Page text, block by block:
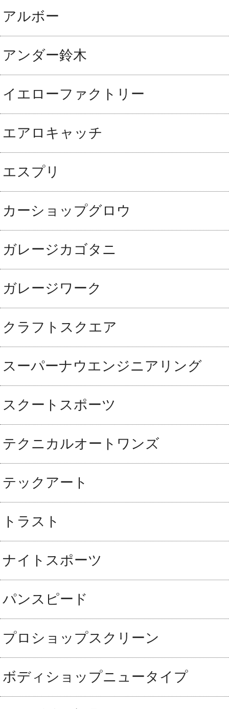
アルボー
アンダー鈴木
イエローファクトリー
エアロキャッチ
エスプリ
カーショップグロウ
ガレージカゴタニ
ガレージワーク
クラフトスクエア
スーパーナウエンジニアリング
スクートスポーツ
テクニカルオートワンズ
テックアート
トラスト
ナイトスポーツ
パンスピード
プロショップスクリーン
ボディショップニュータイプ